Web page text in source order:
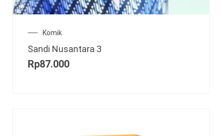
Komik
Sandi Nusantara 3
Rp87.000